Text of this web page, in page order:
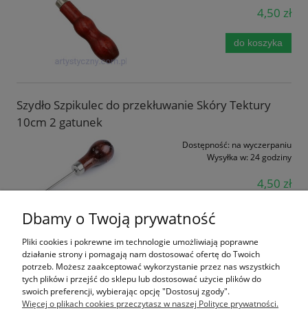
4,50 zł
do koszyka
Szydło Szpikulec do przekłuwanie Skóry Tektury
10cm 2 gatunek
Dostępność: na wyczerpaniu
Wysyłka w: 24 godziny
4,50 zł
Szydło z dziurką do Skóry Tektury Papieru Igła
Tkacka 13cm
Dostępność:
Wysyłka w:24 godziny
Dbamy o Twoją prywatność
Pliki cookies i pokrewne im technologie umożliwiają poprawne
działanie strony i pomagają nam dostosować ofertę do Twoich
potrzeb. Możesz zaakceptować wykorzystanie przez nas wszystkich
tych plików i przejść do sklepu lub dostosować użycie plików do
swoich preferencji, wybierając opcję "Dostosuj zgody".
Więcej o plikach cookies przeczytasz w naszej Polityce prywatności.